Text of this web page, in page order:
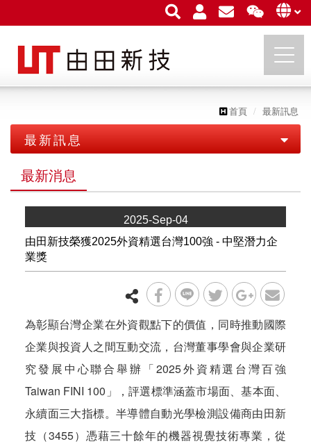
首頁 最新訊息
最新訊息
最新消息
展覽活動
最新消息
由田新技榮獲2025外資精選台灣100強 - 中堅潛力企
業獎
2025-Sep-04
為彰顯台灣企業在外資觀點下的價值，同時推動國際
企業與投資人之間互動交流，台灣董事學會與企業研
究發展中心聯合舉辦「2025外資精選台灣百強
Taiwan FINI 100」，評選標準涵蓋市場面、基本面、
永續面三大指標。半導體自動光學檢測設備商由田新
技（3455）憑藉三十餘年的機器視覺技術專業，從